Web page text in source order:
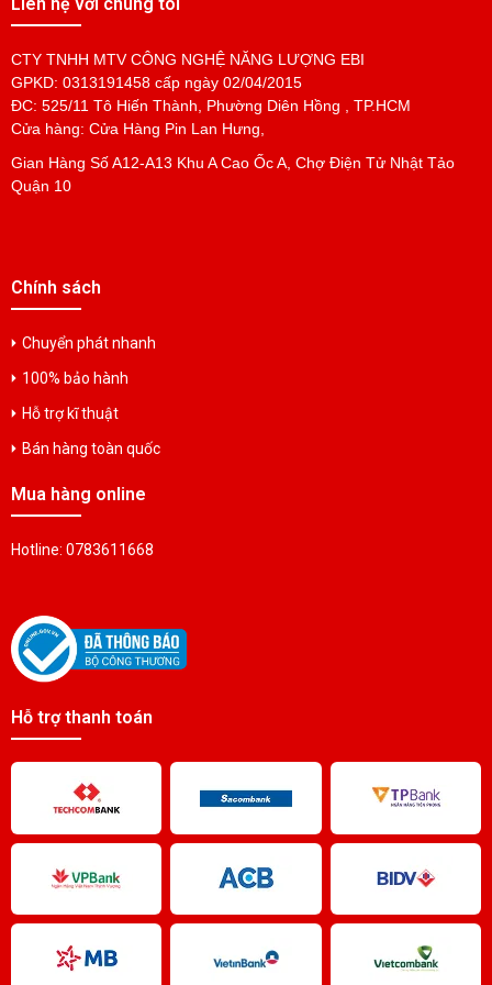
Liên hệ với chúng tôi
CTY TNHH MTV CÔNG NGHỆ NĂNG LƯỢNG EBI
GPKD: 0313191458 cấp ngày 02/04/2015
ĐC: 525/11 Tô Hiến Thành, Phường Diên Hồng , TP.HCM
Cửa hàng: Cửa Hàng Pin Lan Hưng,
Gian Hàng Số A12-A13 Khu A Cao Ốc A, Chợ Điện Tử Nhật Tảo
Quận 10
Chính sách
Chuyển phát nhanh
100% bảo hành
Hỗ trợ kĩ thuật
Bán hàng toàn quốc
Mua hàng online
Hotline: 0783611668
Hỗ trợ thanh toán